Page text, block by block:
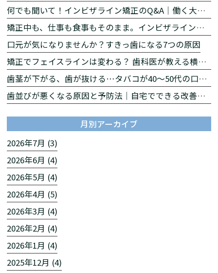
何でも聞いて！インビザライン矯正のQ&A｜働く大人の矯正相談【後編】
矯正中も、仕事も食事もそのまま。インビザラインが働く大人に選ばれる理由【前編】
口元が気になりませんか？すきっ歯になる7つの原因
矯正でフェイスラインは変わる？ 歯科医が教える横顔への影響
歯茎が下がる、歯が抜ける…タバコが40〜50代の口を急速に老化させる理由
歯並びが悪くなる原因と予防法｜自宅でできる改善習慣を解説
月別アーカイブ
2026年7月 (3)
2026年6月 (4)
2026年5月 (4)
2026年4月 (5)
2026年3月 (4)
2026年2月 (4)
2026年1月 (4)
2025年12月 (4)